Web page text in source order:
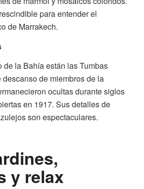
para entender el
de Marrakech.
la Bahía están las Tumbas
de miembros de la
ocultas durante siglos
en 1917. Sus detalles de
son espectaculares.
y relax